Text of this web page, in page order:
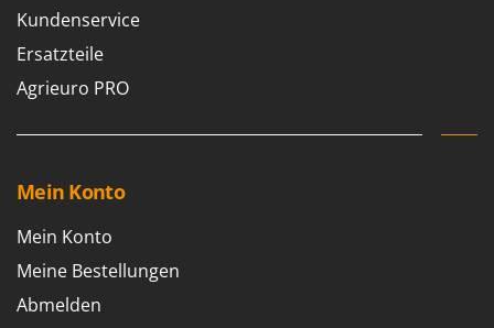
Rover Pompe
Royal Food
Ryobi
S
Santos
Schnitzer
Seven Italy
Shark
Kundenservice
Ersatzteile
Agrieuro PRO
Mein Konto
Mein Konto
Meine Bestellungen
Abmelden